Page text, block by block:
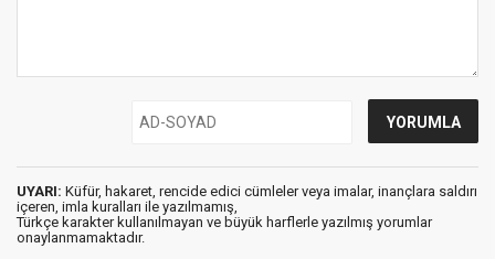
UYARI: Küfür, hakaret, rencide edici cümleler veya imalar, inançlara saldırı
içeren, imla kuralları ile yazılmamış,
Türkçe karakter kullanılmayan ve büyük harflerle yazılmış yorumlar
onaylanmamaktadır.